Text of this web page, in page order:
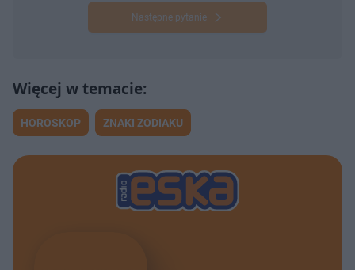
Następne pytanie
HOROSKOP ZNAKI ZODIAKU